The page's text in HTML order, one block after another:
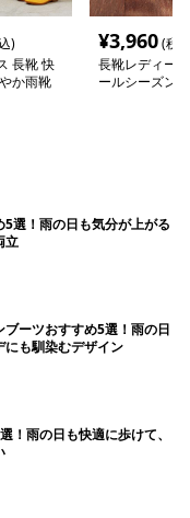
)
長靴 快
か雨靴
¥3,960(税
長靴レディー
ールシーズン
選！雨の日も気分が上がる
立
ーツおすすめ5選！雨の日
にも馴染むデザイン
！雨の日も快適に歩けて、